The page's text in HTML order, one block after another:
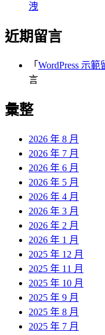
洩
近期留言
「 WordPress 示範
言
彙整
2026 年 8 月
2026 年 7 月
2026 年 6 月
2026 年 5 月
2026 年 4 月
2026 年 3 月
2026 年 2 月
2026 年 1 月
2025 年 12 月
2025 年 11 月
2025 年 10 月
2025 年 9 月
2025 年 8 月
2025 年 7 月